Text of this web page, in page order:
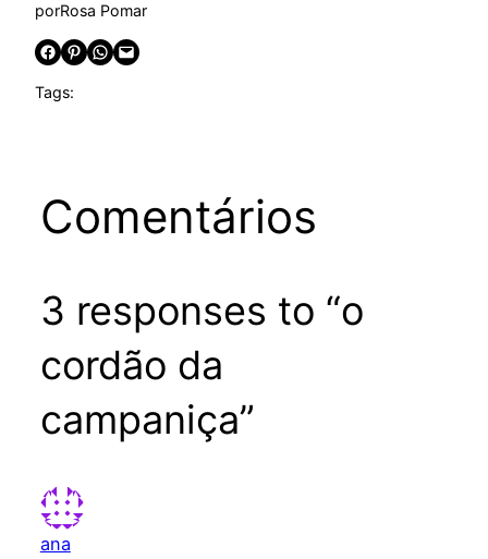
porRosa Pomar
Share on Facebook Share on Pinterest Share on WhatsApp Email this Page
Tags:
Comentários
3 responses to “o
cordão da
campaniça”
ana